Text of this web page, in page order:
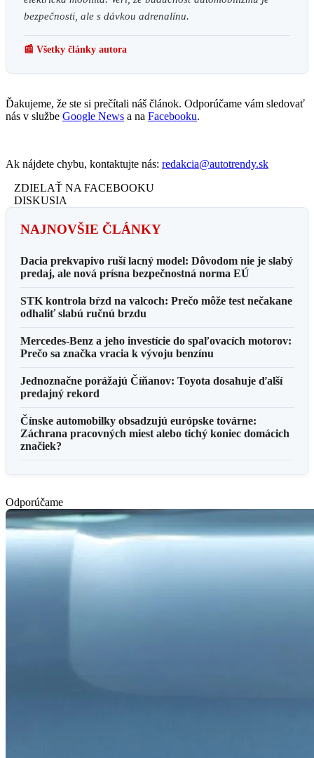
bezpečnosti, ale s dávkou adrenalínu.
📰 Všetky články autora
Ďakujeme, že ste si prečítali náš článok. Odporúčame vám sledovať
nás v službe Google News a na Facebooku.
Ak nájdete chybu, kontaktujte nás: redakcia@autotrendy.sk
ZDIELAŤ NA FACEBOOKU
DISKUSIA
NAJNOVŠIE ČLÁNKY
Dacia prekvapivo ruší lacný model: Dôvodom nie je slabý
predaj, ale nová prísna bezpečnostná norma EÚ
STK kontrola bŕzd na valcoch: Prečo môže test nečakane
odhaliť slabú ručnú brzdu
Mercedes-Benz a jeho investície do spaľovacích motorov:
Prečo sa značka vracia k vývoju benzínu
Jednoznačne porážajú Číňanov: Toyota dosahuje ďalší
predajný rekord
Čínske automobilky obsadzujú európske továrne:
Záchrana pracovných miest alebo tichý koniec domácich
značiek?
Odporúčame